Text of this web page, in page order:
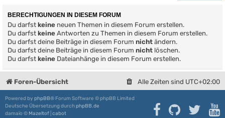
BERECHTIGUNGEN IN DIESEM FORUM
Du darfst keine neuen Themen in diesem Forum erstellen.
Du darfst keine Antworten zu Themen in diesem Forum erstellen.
Du darfst deine Beiträge in diesem Forum nicht ändern.
Du darfst deine Beiträge in diesem Forum nicht löschen.
Du darfst keine Dateianhänge in diesem Forum erstellen.
Foren-Übersicht Alle Zeiten sind UTC+02:00
Powered by phpBB® Forum Software © phpBB Limited
Deutsche Übersetzung durchphpBB.de
damaïo © Mazeltof cabot